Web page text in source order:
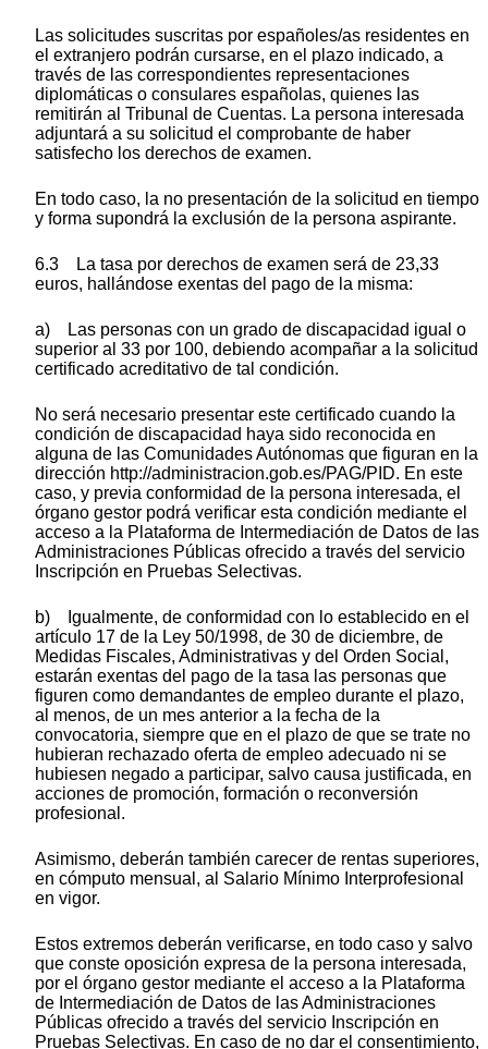
Las solicitudes suscritas por españoles/as residentes en
el extranjero podrán cursarse, en el plazo indicado, a
través de las correspondientes representaciones
diplomáticas o consulares españolas, quienes las
remitirán al Tribunal de Cuentas. La persona interesada
adjuntará a su solicitud el comprobante de haber
satisfecho los derechos de examen.
En todo caso, la no presentación de la solicitud en tiempo
y forma supondrá la exclusión de la persona aspirante.
6.3 La tasa por derechos de examen será de 23,33
euros, hallándose exentas del pago de la misma:
a) Las personas con un grado de discapacidad igual o
superior al 33 por 100, debiendo acompañar a la solicitud
certificado acreditativo de tal condición.
No será necesario presentar este certificado cuando la
condición de discapacidad haya sido reconocida en
alguna de las Comunidades Autónomas que figuran en la
dirección http://administracion.gob.es/PAG/PID. En este
caso, y previa conformidad de la persona interesada, el
órgano gestor podrá verificar esta condición mediante el
acceso a la Plataforma de Intermediación de Datos de las
Administraciones Públicas ofrecido a través del servicio
Inscripción en Pruebas Selectivas.
b) Igualmente, de conformidad con lo establecido en el
artículo 17 de la Ley 50/1998, de 30 de diciembre, de
Medidas Fiscales, Administrativas y del Orden Social,
estarán exentas del pago de la tasa las personas que
figuren como demandantes de empleo durante el plazo,
al menos, de un mes anterior a la fecha de la
convocatoria, siempre que en el plazo de que se trate no
hubieran rechazado oferta de empleo adecuado ni se
hubiesen negado a participar, salvo causa justificada, en
acciones de promoción, formación o reconversión
profesional.
Asimismo, deberán también carecer de rentas superiores,
en cómputo mensual, al Salario Mínimo Interprofesional
en vigor.
Estos extremos deberán verificarse, en todo caso y salvo
que conste oposición expresa de la persona interesada,
por el órgano gestor mediante el acceso a la Plataforma
de Intermediación de Datos de las Administraciones
Públicas ofrecido a través del servicio Inscripción en
Pruebas Selectivas. En caso de no dar el consentimiento,